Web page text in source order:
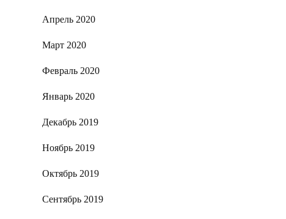
Апрель 2020
Март 2020
Февраль 2020
Январь 2020
Декабрь 2019
Ноябрь 2019
Октябрь 2019
Сентябрь 2019